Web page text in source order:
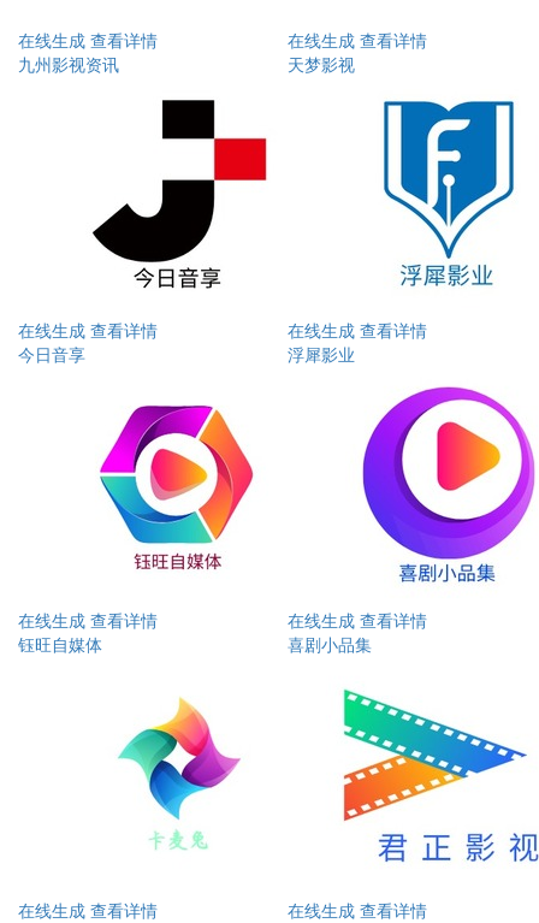
在线生成 查看详情
九州影视资讯
在线生成 查看详情
天梦影视
在线生成 查看详情
今日音享
在线生成 查看详情
浮犀影业
在线生成 查看详情
钰旺自媒体
在线生成 查看详情
喜剧小品集
在线生成 查看详情
在线生成 查看详情